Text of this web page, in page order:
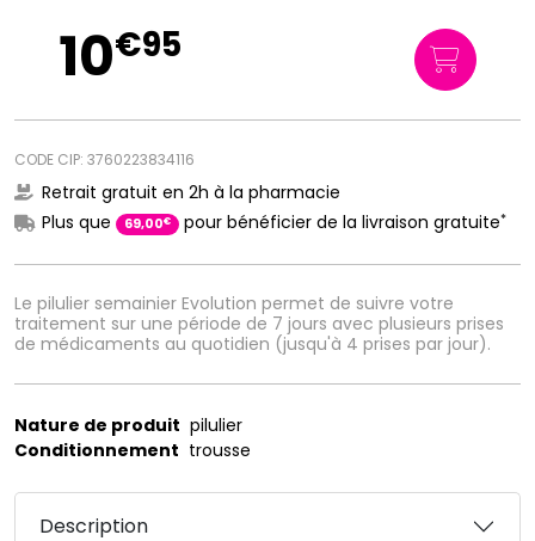
Le pilulier semainier Evolution permet de suivre votre
traitement sur une période de 7 jours avec plusieurs prises
de médicaments au quotidien (jusqu'à 4 prises par jour).
10€95
CODE CIP: 3760223834116
Retrait gratuit en 2h à la pharmacie
Plus que
69,00€ pour bénéficier de la livraison gratuite*
Nature de produit pilulier
Conditionnement trousse
Description